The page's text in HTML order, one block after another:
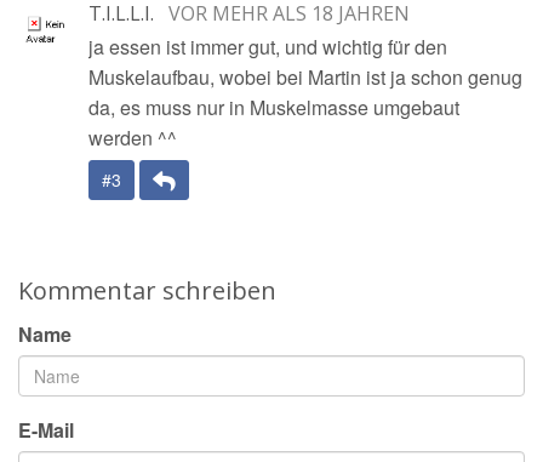
T.I.L.L.I. VOR MEHR ALS 18 JAHREN
ja essen ist immer gut, und wichtig für den
Muskelaufbau, wobei bei Martin ist ja schon genug
da, es muss nur in Muskelmasse umgebaut
werden ^^
#3 Antwort
Kommentar schreiben
Name
E-Mail